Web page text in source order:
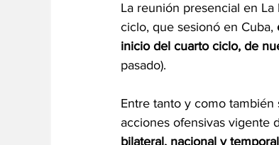
La reunión presencial en
ciclo, que sesionó en Cuba,
inicio del cuarto ciclo, de
pasado).
Entre tanto y como
acciones ofensivas vigente
bilateral, nacional y